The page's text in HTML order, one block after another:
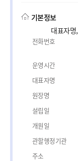
기본정보
대표자
전화번호
운영시간
대표자명
원장명
설립일
개원일
관할행정기관
주소